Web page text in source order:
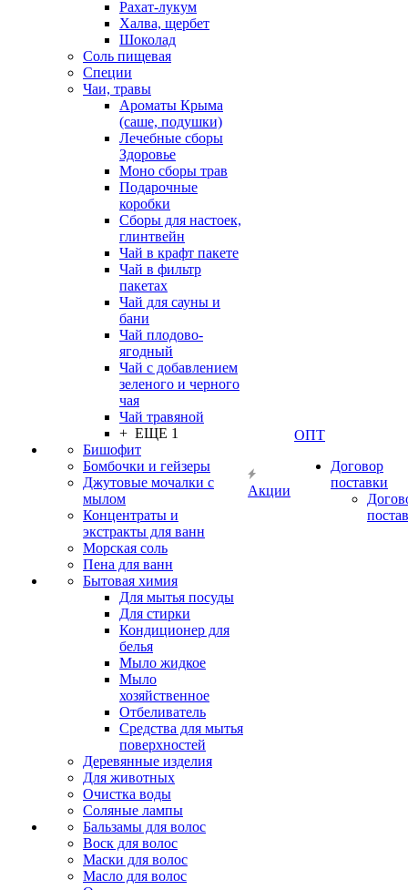
Рахат-лукум
Халва, щербет
Шоколад
Соль пищевая
Специи
Чаи, травы
Ароматы Крыма
(саше, подушки)
Лечебные сборы
Здоровье
Моно сборы трав
Подарочные
коробки
Сборы для настоек,
глинтвейн
Чай в крафт пакете
Чай в фильтр
пакетах
Чай для сауны и
бани
Чай плодово-
ягодный
Чай с добавлением
зеленого и черного
чая
Чай травяной
+ ЕЩЕ 1
Бишофит
Бомбочки и гейзеры
Джутовые мочалки с
мылом
Концентраты и
экстракты для ванн
Морская соль
Пена для ванн
Бытовая химия
Для мытья посуды
Для стирки
Кондиционер для
белья
Мыло жидкое
Мыло
хозяйственное
Отбеливатель
Средства для мытья
поверхностей
Деревянные изделия
Для животных
Очистка воды
Соляные лампы
Бальзамы для волос
Воск для волос
Маски для волос
Масло для волос
Акции
ОПТ
Договор
поставки